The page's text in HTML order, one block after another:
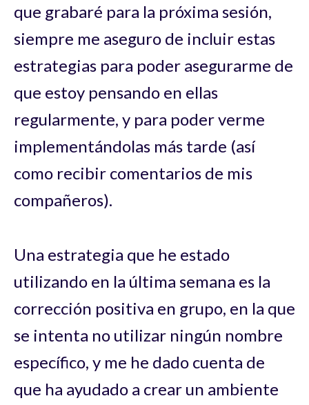
que grabaré para la próxima sesión,
siempre me aseguro de incluir estas
estrategias para poder asegurarme de
que estoy pensando en ellas
regularmente, y para poder verme
implementándolas más tarde (así
como recibir comentarios de mis
compañeros).
Una estrategia que he estado
utilizando en la última semana es la
corrección positiva en grupo, en la que
se intenta no utilizar ningún nombre
específico, y me he dado cuenta de
que ha ayudado a crear un ambiente